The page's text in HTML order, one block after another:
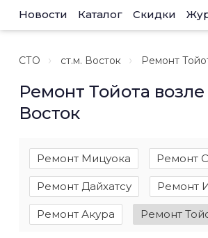
Новости Каталог Скидки
СТО ст.м. Восток Ремонт
Ремонт Тойота
Восток
Ремонт Мицуока Ремонт
Ремонт Дайхатсу Ремонт
Ремонт Акура Ремонт